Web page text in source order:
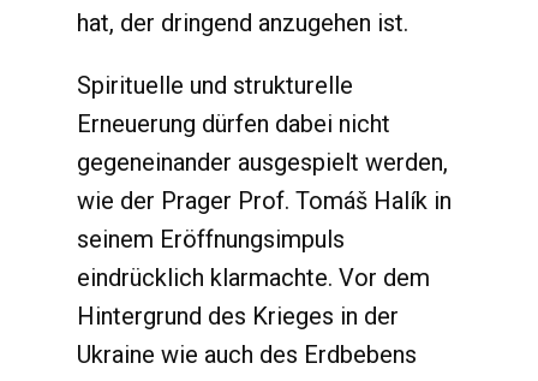
hat, der dringend anzugehen ist.
Spirituelle und strukturelle
Erneuerung dürfen dabei nicht
gegeneinander ausgespielt werden,
wie der Prager Prof. Tomáš Halík in
seinem Eröffnungsimpuls
eindrücklich klarmachte. Vor dem
Hintergrund des Krieges in der
Ukraine wie auch des Erdbebens